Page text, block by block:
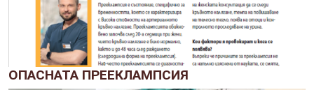
ОПАСНАТА ПРЕЕКЛАМПСИЯ